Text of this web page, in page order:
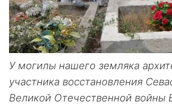
У могилы нашего земляка
участника восстановления
Великой Отечественной войны